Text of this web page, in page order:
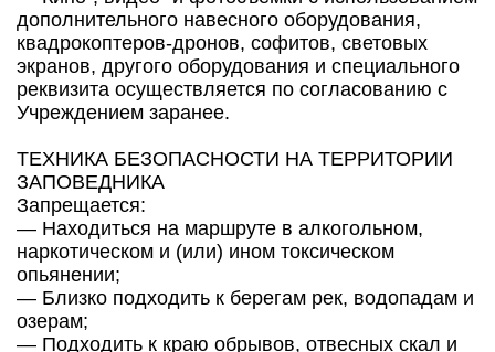
дополнительного навесного оборудования,
квадрокоптеров-дронов, софитов, световых
экранов, другого оборудования и специального
реквизита осуществляется по согласованию с
Учреждением заранее.
ТЕХНИКА БЕЗОПАСНОСТИ НА ТЕРРИТОРИИ
ЗАПОВЕДНИКА
Запрещается:
— Находиться на маршруте в алкогольном,
наркотическом и (или) ином токсическом
опьянении;
— Близко подходить к берегам рек, водопадам и
озерам;
— Подходить к краю обрывов, отвесных скал и